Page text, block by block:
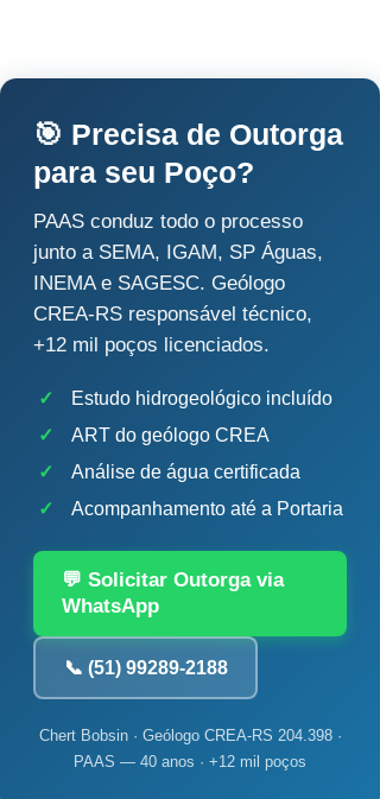
🎯 Precisa de Outorga
para seu Poço?
PAAS conduz todo o processo
junto a SEMA, IGAM, SP Águas,
INEMA e SAGESC. Geólogo
CREA-RS responsável técnico,
+12 mil poços licenciados.
✓
Estudo hidrogeológico incluído
✓
ART do geólogo CREA
✓
Análise de água certificada
✓
Acompanhamento até a Portaria
💬 Solicitar Outorga via
WhatsApp
📞 (51) 99289-2188
Chert Bobsin · Geólogo CREA-RS 204.398 ·
PAAS — 40 anos · +12 mil poços